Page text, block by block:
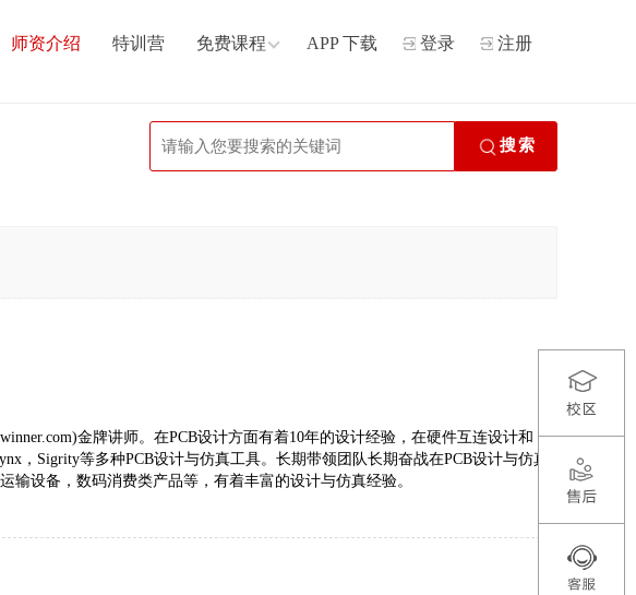
师资介绍 特训营 免费课程 APP 下载 登录 注册
搜索
金牌讲师。在PCB设计方面有着10年的设计经验，在硬件互连设计和
，Sigrity等多种PCB设计与仿真工具。长期带领团队长期奋战在PCB设计与仿真
设备，数码消费类产品等，有着丰富的设计与仿真经验。